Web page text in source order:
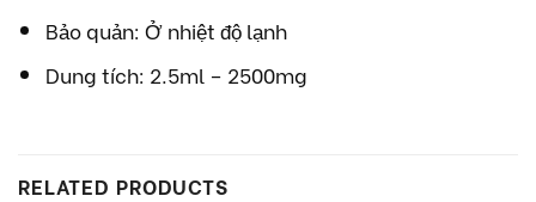
Bảo quản: Ở nhiệt độ lạnh
Dung tích: 2.5ml – 2500mg
RELATED PRODUCTS